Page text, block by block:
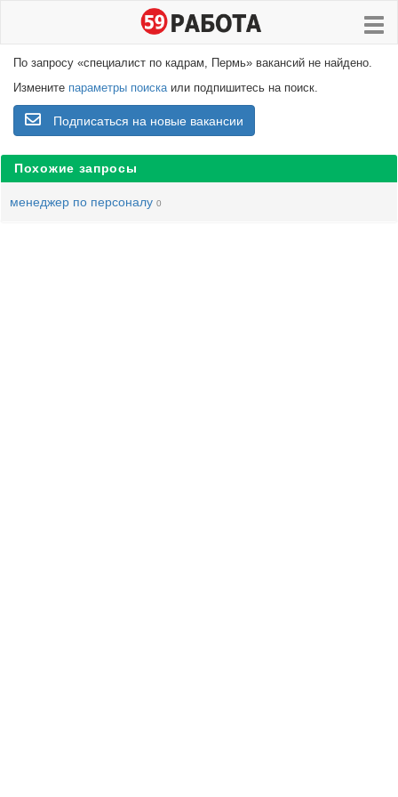
По запросу «специалист по кадрам, Пермь» вакансий не найдено.
Измените параметры поискаили подпишитесь на поиск.
Подписаться на новые вакансии
Похожие запросы
менеджер по персоналу 0